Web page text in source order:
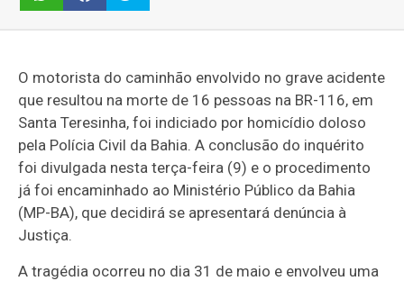
O motorista do caminhão envolvido no grave acidente
que resultou na morte de 16 pessoas na BR-116, em
Santa Teresinha, foi indiciado por homicídio doloso
pela Polícia Civil da Bahia. A conclusão do inquérito
foi divulgada nesta terça-feira (9) e o procedimento
já foi encaminhado ao Ministério Público da Bahia
(MP-BA), que decidirá se apresentará denúncia à
Justiça.
A tragédia ocorreu no dia 31 de maio e envolveu uma